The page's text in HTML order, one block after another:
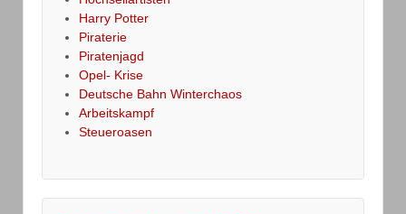
Harry Potter
Piraterie
Piratenjagd
Opel- Krise
Deutsche Bahn Winterchaos
Arbeitskampf
Steueroasen